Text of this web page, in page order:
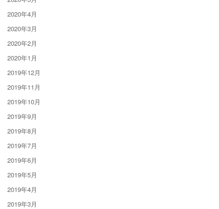
2020年4月
2020年3月
2020年2月
2020年1月
2019年12月
2019年11月
2019年10月
2019年9月
2019年8月
2019年7月
2019年6月
2019年5月
2019年4月
2019年3月